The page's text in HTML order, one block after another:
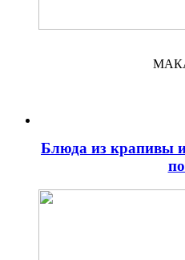
Блюда из крапивы